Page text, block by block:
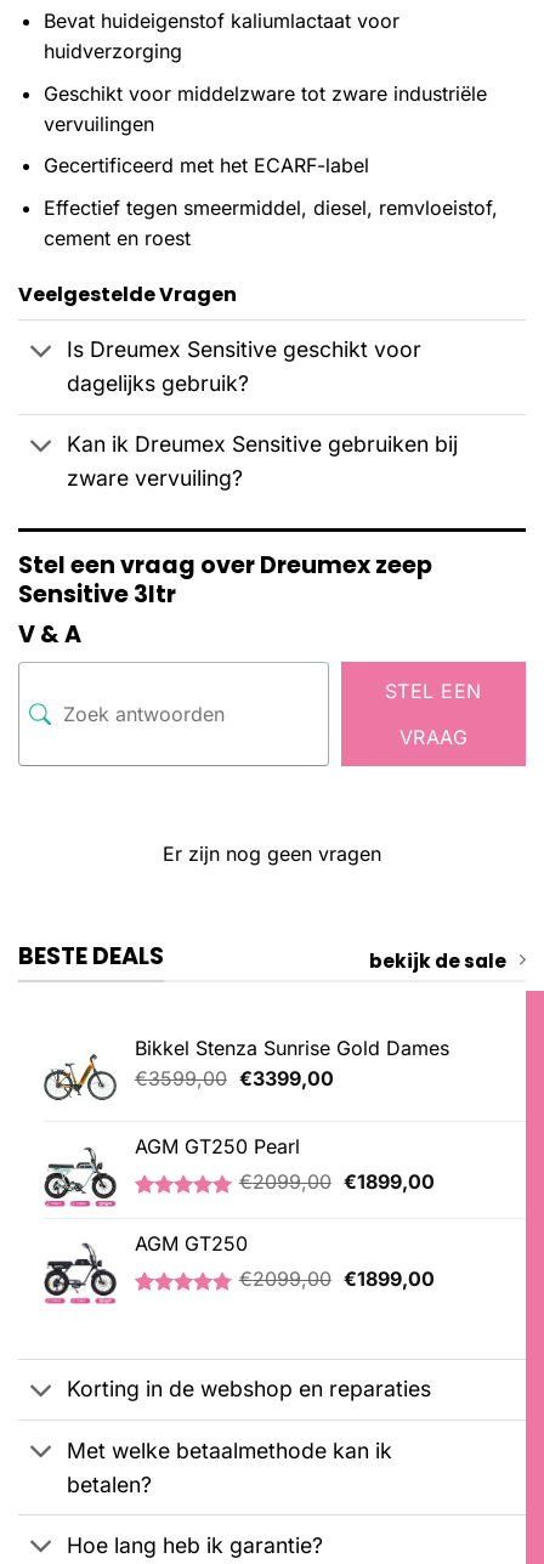
Bevat huideigenstof kaliumlactaat voor
huidverzorging
Geschikt voor middelzware tot zware industriële
vervuilingen
Gecertificeerd met het ECARF-label
Effectief tegen smeermiddel, diesel, remvloeistof,
cement en roest
Veelgestelde Vragen
Is Dreumex Sensitive geschikt voor
dagelijks gebruik?
Kan ik Dreumex Sensitive gebruiken bij
zware vervuiling?
Stel een vraag over Dreumex zeep
Sensitive 3ltr
V & A
STEL EEN
VRAAG
Er zijn nog geen vragen
BESTE DEALS bekijk de sale
Bikkel Stenza Sunrise Gold Dames
€3599,00 Oorspronkelijke
€3599,00.
€3399,00Huidige
AGM GT250 Pearl
5.00 op 5
gebaseerd
op
klantbeoordelingen
€2099,00 Oorspronkelijke
€1899,00Huidige
AGM GT250
klantbeoordelingen
€2099,00 Oorspronkelijke
€1899,00Huidige
Korting in de webshop en reparaties
Met welke betaalmethode kan ik
betalen?
Hoe lang heb ik garantie?